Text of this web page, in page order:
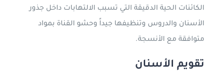
الكائنات الحية الدقيقة التي تسبب الالتهابات داخل جذور
الأسنان والدروس وتنظيفها جيداً وحشو القناة بمواد
متوافقة مع الأنسجة.
تقويم الأسنان